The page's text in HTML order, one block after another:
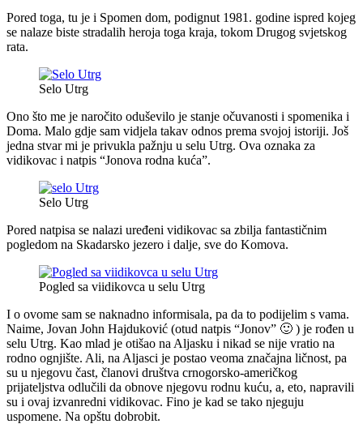
Pored toga, tu je i Spomen dom, podignut 1981. godine ispred kojeg
se nalaze biste stradalih heroja toga kraja, tokom Drugog svjetskog
rata.
Selo Utrg
Ono što me je naročito oduševilo je stanje očuvanosti i spomenika i
Doma. Malo gdje sam vidjela takav odnos prema svojoj istoriji. Još
jedna stvar mi je privukla pažnju u selu Utrg. Ova oznaka za
vidikovac i natpis “Jonova rodna kuća”.
Selo Utrg
Pored natpisa se nalazi uređeni vidikovac sa zbilja fantastičnim
pogledom na Skadarsko jezero i dalje, sve do Komova.
Pogled sa viidikovca u selu Utrg
I o ovome sam se naknadno informisala, pa da to podijelim s vama.
Naime, Jovan John Hajduković (otud natpis “Jonov” 🙂 ) je rođen u
selu Utrg. Kao mlad je otišao na Aljasku i nikad se nije vratio na
rodno ognjište. Ali, na Aljasci je postao veoma značajna ličnost, pa
su u njegovu čast, članovi društva crnogorsko-američkog
prijateljstva odlučili da obnove njegovu rodnu kuću, a, eto, napravili
su i ovaj izvanredni vidikovac. Fino je kad se tako njeguju
uspomene. Na opštu dobrobit.